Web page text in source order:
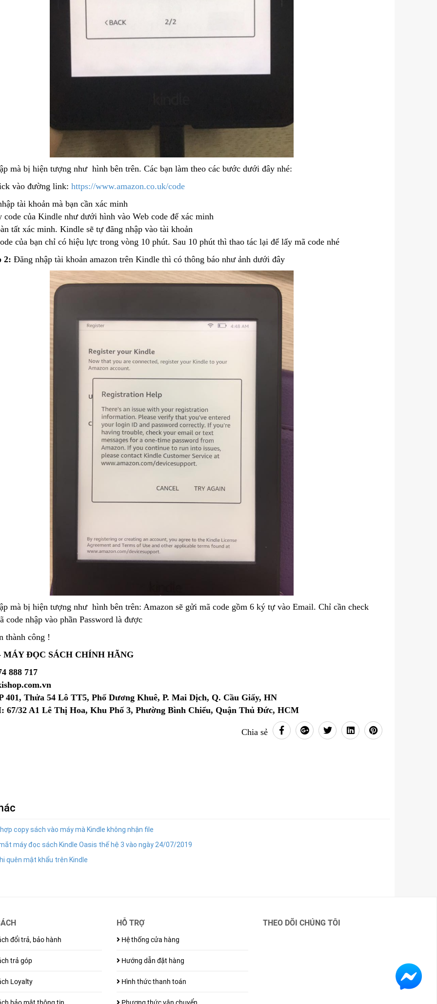
mà bị hiện tượng như hình bên trên. Các bạn làm theo các bước dưới đây nhé:
vào đường link: https://www.amazon.co.uk/code
tài khoản mà bạn cần xác minh
code của Kindle như dưới hình vào Web code để xác minh
tất xác minh. Kindle sẽ tự đăng nhập vào tài khoản
của bạn chỉ có hiệu lực trong vòng 10 phút. Sau 10 phút thì thao tác lại để lấy mã code nhé
2: Đăng nhập tài khoản amazon trên Kindle thì có thông báo như ảnh dưới đây
mà bị hiện tượng như hình bên trên: Amazon sẽ gửi mã code gồm 6 ký tự vào Email. Chỉ cần check
code nhập vào phần Password là được
thành công !
MÁY ĐỌC SÁCH CHÍNH HÃNG
888 717
401, Thửa 54 Lô TT5, Phố Dương Khuê, P. Mai Dịch, Q. Cầu Giấy, HN
67/32 A1 Lê Thị Hoa, Khu Phố 3, Phường Bình Chiểu, Quận Thủ Đức, HCM
Chia sẻ
copy sách vào máy mà Kindle không nhận file
máy đọc sách Kindle Oasis thế hệ 3 vào ngày 24/07/2019
quên mật khẩu trên Kindle
đổi trả, bảo hành
trả góp
Loyalty
HỖ TRỢ
Hệ thống cửa hàng
Hướng dẫn đặt hàng
Hình thức thanh toán
THEO DÕI CHÚNG TÔI